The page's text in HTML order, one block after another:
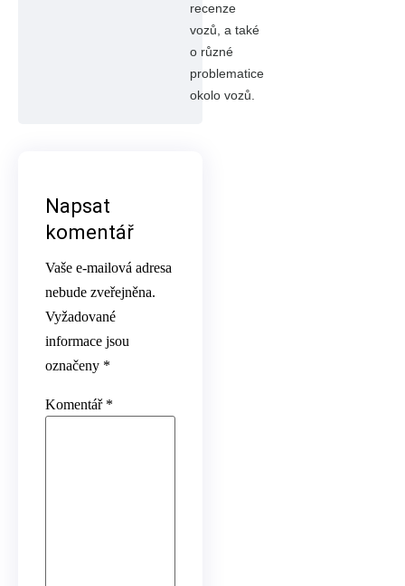
recenze
vozů, a také
o různé
problematice
okolo vozů.
Napsat
komentář
Vaše e-mailová adresa
nebude zveřejněna.
Vyžadované
informace jsou
označeny *
Komentář *